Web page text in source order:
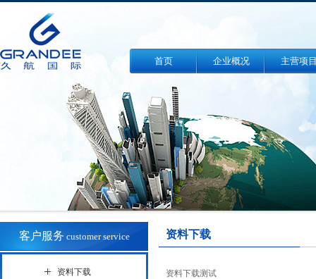
首页 企业概况 主营项
客户服务 customer service
资料下载
资料下载
资料下载测试